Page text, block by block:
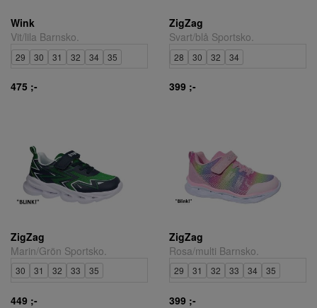
Wink
Vit/lila Barnsko.
29 30 31 32 34 35
475 ;-
ZigZag
Svart/blå Sportsko.
28 30 32 34
399 ;-
ZigZag
Marin/Grön Sportsko.
30 31 32 33 35
449 ;-
ZigZag
Rosa/multi Barnsko.
29 31 32 33 34 35
399 ;-